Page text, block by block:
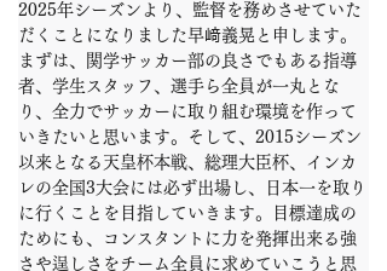
2025年シーズンより、監督を務めさせていた
だくことになりました早﨑義晃と申します。
まずは、関学サッカー部の良さでもある指導
者、学生スタッフ、選手ら全員が一丸とな
り、全力でサッカーに取り組む環境を作って
いきたいと思います。そして、2015シーズン
以来となる天皇杯本戦、総理大臣杯、インカ
レの全国3大会には必ず出場し、日本一を取り
に行くことを目指していきます。目標達成の
ためにも、コンスタントに力を発揮出来る強
さや逞しさをチーム全員に求めていこうと思